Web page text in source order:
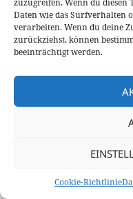
zuzugreifen. Wenn du
Daten wie das Surfverhalten
verarbeiten. Wenn du deine
zurückziehst, können
beeinträchtigt werden.
Cookie-Richtlinie
Datenschutzerklärung